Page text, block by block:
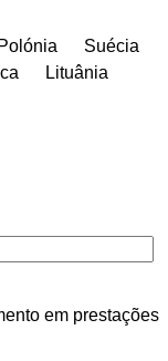
Polónia
Suécia
Lituânia
em prestações